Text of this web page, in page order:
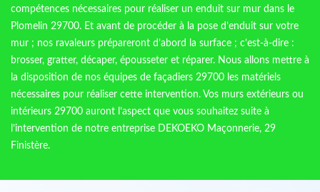
compétences nécessaires pour réaliser un enduit sur mur dans le
Plomelin 29700. Et avant de procéder à la pose d’enduit sur votre
mur ; nos ravaleurs prépareront d’abord la surface ; c’est-à-dire :
brosser, gratter, décaper, épousseter et réparer. Nous allons mettre à
la disposition de nos équipes de façadiers 29700 les matériels
nécessaires pour réaliser cette intervention. Vos murs extérieurs ou
intérieurs 29700 auront l’aspect que vous souhaitez suite à
l’intervention de notre entreprise DEKOEKO Maçonnerie, 29
Finistère.